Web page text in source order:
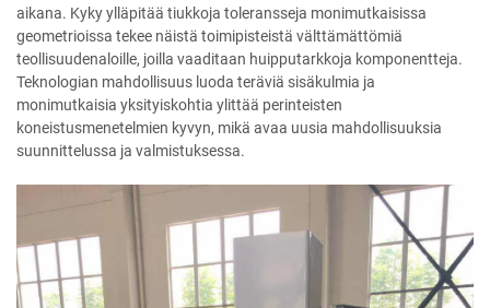
aikana. Kyky ylläpitää tiukkoja toleransseja monimutkaisissa
geometrioissa tekee näistä toimipisteistä välttämättömiä
teollisuudenaloille, joilla vaaditaan huipputarkkoja komponentteja.
Teknologian mahdollisuus luoda teräviä sisäkulmia ja
monimutkaisia yksityiskohtia ylittää perinteisten
koneistusmenetelmien kyvyn, mikä avaa uusia mahdollisuuksia
suunnittelussa ja valmistuksessa.